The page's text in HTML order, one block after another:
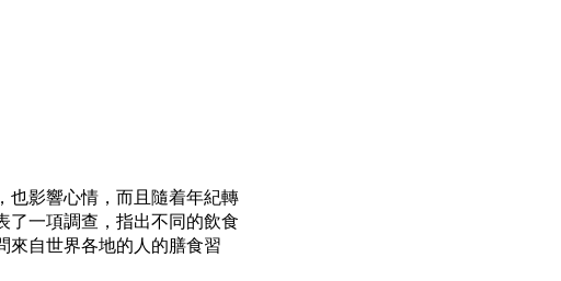
也影響心情，而且隨着年紀轉
了一項調查，指出不同的飲食
來自世界各地的人的膳食習